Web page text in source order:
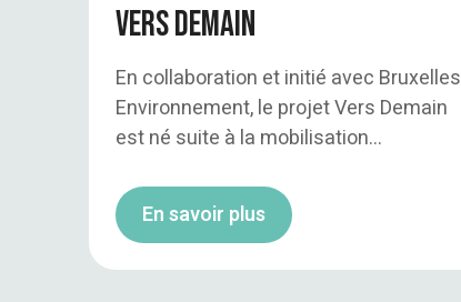
Vers demain
En collaboration et initié avec Bruxelles
Environnement, le projet Vers Demain
est né suite à la mobilisation...
En savoir plus